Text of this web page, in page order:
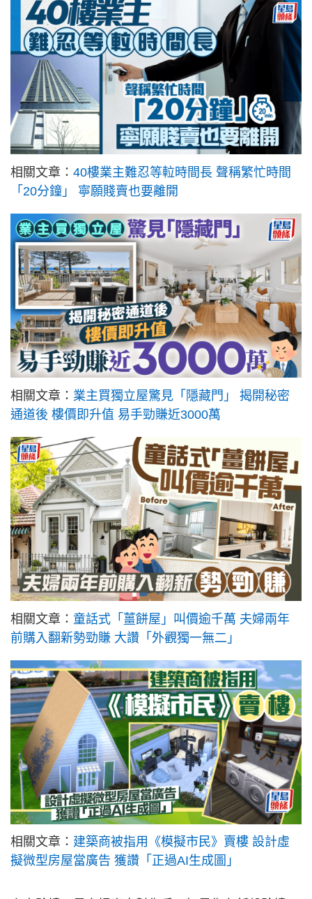
相關文章： 40樓業主難忍等𨋢時間長 聲稱繁忙時間
「20分鐘」 寧願賤賣也要離開
相關文章： 業主買獨立屋驚見「隱藏門」 揭開秘密
通道後 樓價即升值 易手勁賺近3000萬
相關文章： 童話式「薑餅屋」叫價逾千萬 夫婦兩年
前購入翻新勢勁賺 大讚「外觀獨一無二」
相關文章： 建築商被指用《模擬市民》賣樓 設計虛
擬微型房屋當廣告 獲讚「正過AI生成圖」